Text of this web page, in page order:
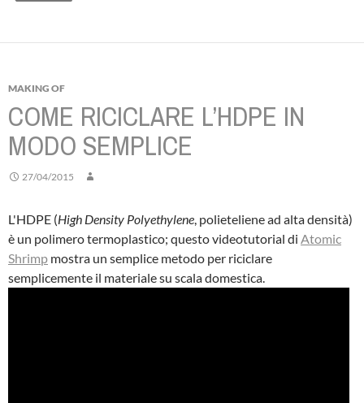
MAKING OF
COME RICICLARE L’HDPE IN
MODO SEMPLICE
27/04/2015
L'HDPE (High Density Polyethylene, polieteliene ad alta densità)
è un polimero termoplastico; questo videotutorial di Atomic
Shrimp mostra un semplice metodo per riciclare
semplicemente il materiale su scala domestica.